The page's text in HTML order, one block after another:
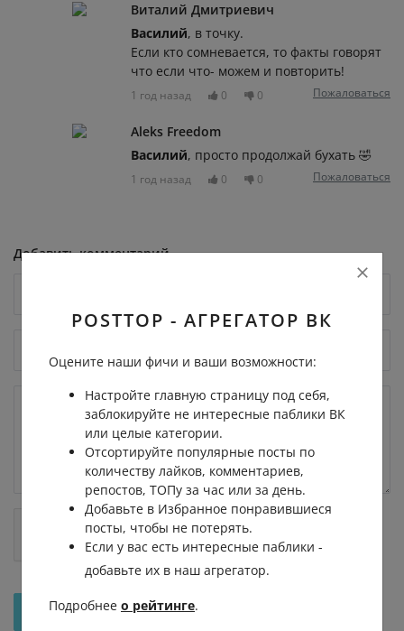
Виталий Дмитриевич
Василий, в точку.
Если кто сомневается, то факты говорят
что если что- можем и повторить!
1 год назад 0 0 Пожаловаться
Aleks Freedom
Василий, просто продолжай бухать 🤣
1 год назад 0 0 Пожаловаться
Добавить комментарий
Отправить на рассмотрение
POSTTOP - АГРЕГАТОР ВК
Оцените наши фичи и ваши возможности:
Настройте главную страницу под себя,
заблокируйте не интересные паблики ВК
или целые категории.
Отсортируйте популярные посты по
количеству лайков, комментариев,
репостов, ТОПу за час или за день.
Добавьте в Избранное понравившиеся
посты, чтобы не потерять.
Если у вас есть интересные паблики -
добавьте их в наш агрегатор.
Подробнее о рейтинге.